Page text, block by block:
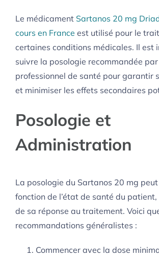
Le médicament Sartanos 20 mg
cours en France est utilisé pour le
certaines conditions médicales. Il est
suivre la posologie recommandée
professionnel de santé pour garantir
et minimiser les effets secondaires
Posologie et
Administration
La posologie du Sartanos 20 mg
fonction de l’état de santé du
de sa réponse au traitement. Voici
recommandations généralistes :
Commencer avec la dose